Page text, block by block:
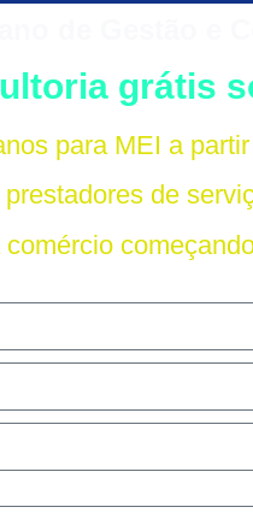
grátis
para MEI a
de